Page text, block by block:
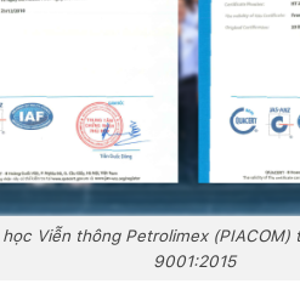
Viễn thông Petrolimex
9001:2015